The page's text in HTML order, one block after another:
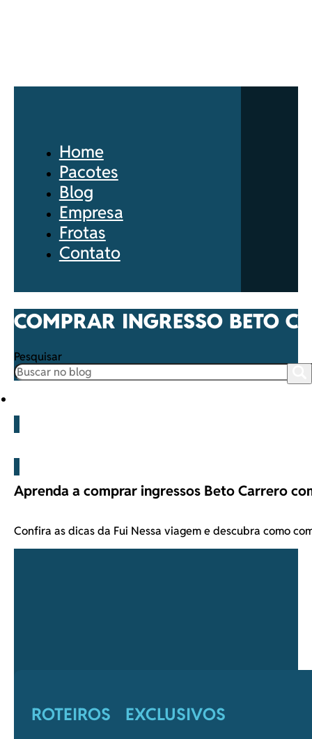
Home
Pacotes
Blog
Empresa
Frotas
Contato
COMPRAR INGRESSO BETO
Pesquisar
Aprenda a comprar ingressos Beto Carrero
Confira as dicas da Fui Nessa viagem e descubra como
ROTEIROS EXCLUSIVOS